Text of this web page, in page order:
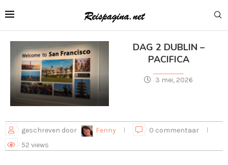
DAG 2 DUBLIN –
PACIFICA
3 mei, 2026
geschreven door Fenny
0 commentaar
52 views